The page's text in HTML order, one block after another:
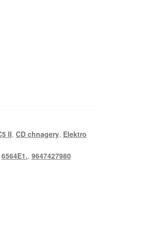
II, CD chnagery, Elektro
6564E1., 9647427980